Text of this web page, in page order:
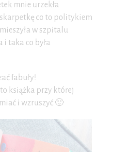
mnie urzekła
co to politykiem
w szpitalu
i taka co była
fabuły!
książka przy której
i wzruszyć 🙂